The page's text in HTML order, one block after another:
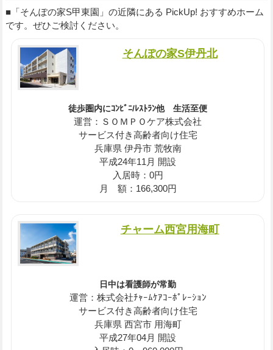
■「そんぽの家S甲東園」の近隣にある PickUp! おすすめホーム
です。ぜひご検討ください。
そんぽの家S伊丹北
徒歩圏内にｺﾝﾋﾞﾆ/ﾚｽﾄﾗﾝ他 生活至便
運営：ＳＯＭＰＯケア株式会社
サービス付き高齢者向け住宅
兵庫県 伊丹市 荒牧南
平成24年11月 開設
入居時：0円
月 額：166,300円
チャーム西宮用海町
日中は看護師が常勤
運営：株式会社ﾁｬｰﾑｹｱｺｰﾎﾟﾚｰｼｮﾝ
サービス付き高齢者向け住宅
兵庫県 西宮市 用海町
平成27年04月 開設